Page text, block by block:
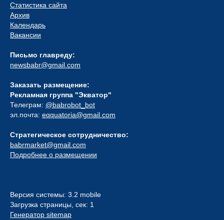
Статистика сайта
Архив
Календарь
Вакансии
Письмо главреду:
newsbabr@gmail.com
Заказать размещение:
Рекламная группа "Экватор"
Телеграм: @babrobot_bot
эл.почта: eqquatoria@gmail.com
Стратегическое сотрудничество:
babrmarket@gmail.com
Подробнее о размещении
Версия системы: 3.2 mobile
Загрузка страницы, сек: 1
Генератор sitemap